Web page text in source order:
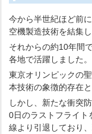
今から半世紀ほど前
空機製造技術を結集
それからの約10年間
各地で活躍しました。
東京オリンピックの
本技術の象徴的存在
しかし、新たな衝突
0日のラストフライト
線より引退しており